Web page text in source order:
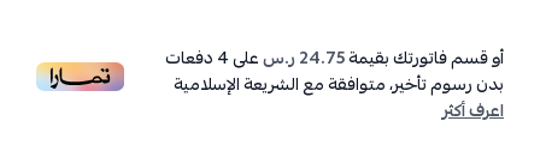
أو قسم فاتورتك بقيمة24.75 ر.س على4دفعات
بدون رسوم تأخير، متوافقة مع الشريعة الإسلامية
اعرف أكثر